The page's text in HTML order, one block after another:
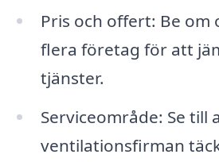
Pris och offert: Be
flera företag för att
tjänster.
Serviceområde: Se till
ventilationsfirman